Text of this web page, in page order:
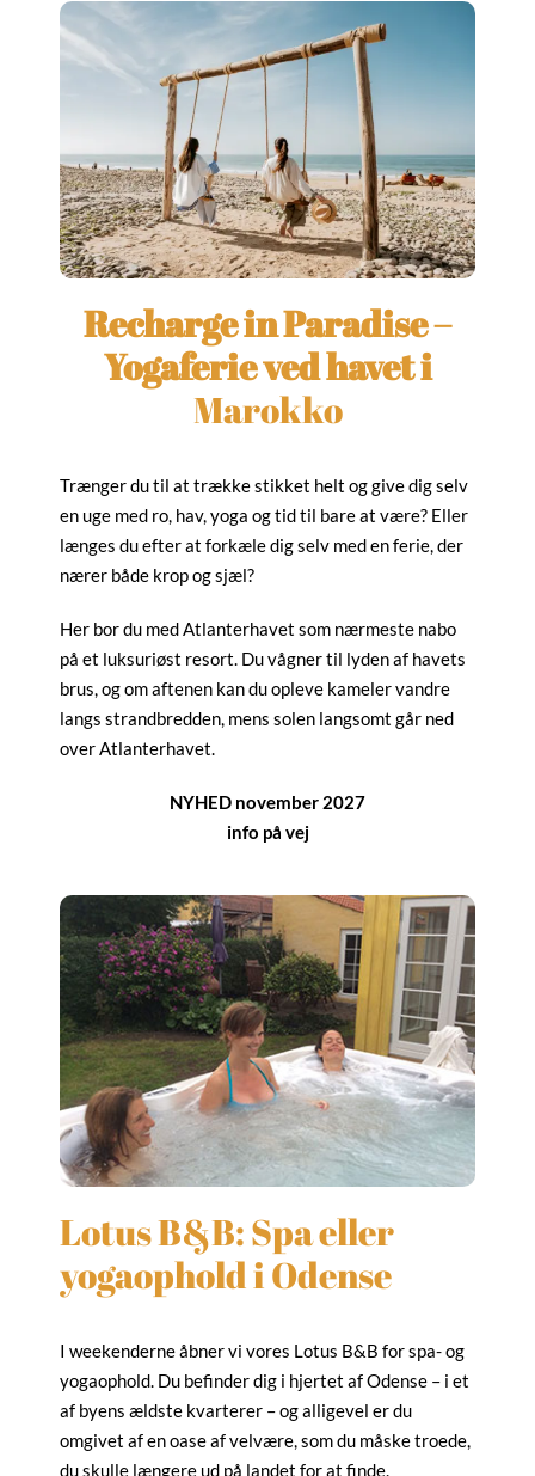
Recharge in Paradise –
Yogaferie ved havet i
Marokko
Trænger du til at trække stikket helt og give dig selv
en uge med ro, hav, yoga og tid til bare at være? Eller
længes du efter at forkæle dig selv med en ferie, der
nærer både krop og sjæl?
Her bor du med Atlanterhavet som nærmeste nabo
på et luksuriøst resort. Du vågner til lyden af havets
brus, og om aftenen kan du opleve kameler vandre
langs strandbredden, mens solen langsomt går ned
over Atlanterhavet.
NYHED november 2027
info på vej
Lotus B&B: Spa eller
yogaophold i Odense
I weekenderne åbner vi vores Lotus B&B for spa- og
yogaophold. Du befinder dig i hjertet af Odense – i et
af byens ældste kvarterer – og alligevel er du
omgivet af en oase af velvære, som du måske troede,
du skulle længere ud på landet for at finde.